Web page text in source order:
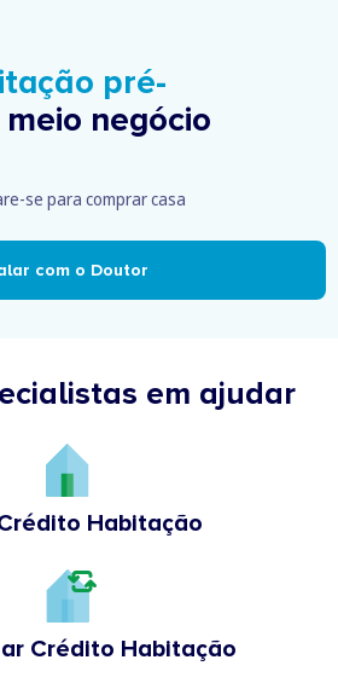
pré-
meio negócio
se para comprar casa
com o Doutor
em ajudar
Habitação
Crédito Habitação